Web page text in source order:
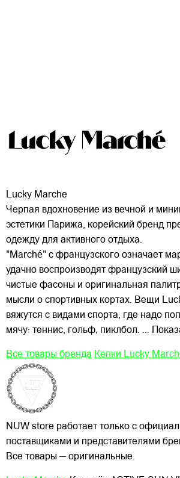
Lucky Marche
Черпая вдохновение из вечной и
эстетики Парижа, корейский бренд
одежду для активного отдыха.
"Marché" с французского означает
удачно воспроизводят французский
чистые фасоны и оригинальная
мысли о спортивных кортах. Вещи
вяжутся с видами спорта, где надо
мячу: теннис, гольф, пиклбол. ...
Все товары бренда Кепки Lucky
NUW store работает только с
поставщиками и представителями
Все товары — оригинальные.